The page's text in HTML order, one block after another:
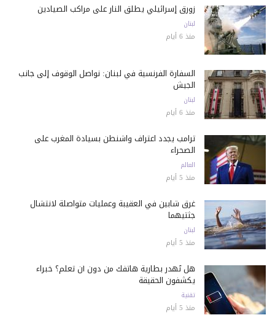
زورق إسرائيلي يطلق النار على مراكب الصيادين
لبنان
منذ 6 أيام
السفارة الفرنسية في لبنان: نواصل الوقوف إلى جانب
الجيش
لبنان
منذ 6 أيام
ترامب يجدد اعتراف واشنطن بسيادة المغرب على
الصحراء
العالم
منذ 5 أيام
غرق شابين في العقيبة وعمليات متواصلة لانتشال
جثتيهما
لبنان
منذ 5 أيام
هل تُهدر بطارية هاتفك من دون أن تعلم؟ خبراء
يكشفون الحقيقة
تقنية
منذ 5 أيام